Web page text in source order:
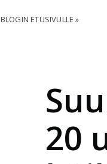
BLOGIN ETUSIVULLE »
20